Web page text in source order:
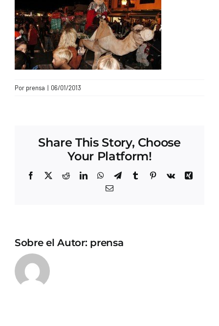
CONTACTO
Por prensa | 06/01/2013
Share This Story, Choose
Your Platform!
Facebook
X RedditLinkedInWhatsApp
TelegramTumblrPinterest
Vk
Xing
Correo
Sobre el Autor: prensa